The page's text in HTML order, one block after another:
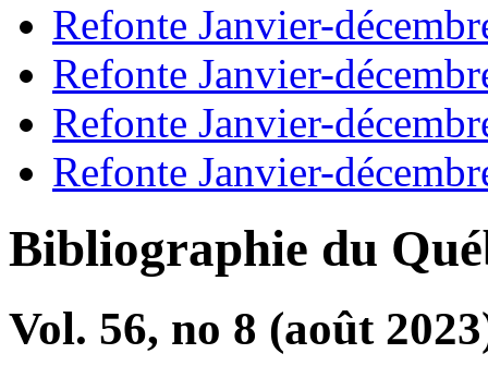
Refonte Janvier-
Refonte Janvier-
Refonte Janvier-
Refonte Janvier-
Bibliographie du
Vol. 56, no 8 (août